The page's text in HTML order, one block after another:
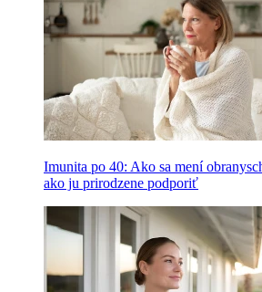
Imunita po 40: Ako sa mení
ako ju prirodzene podporiť